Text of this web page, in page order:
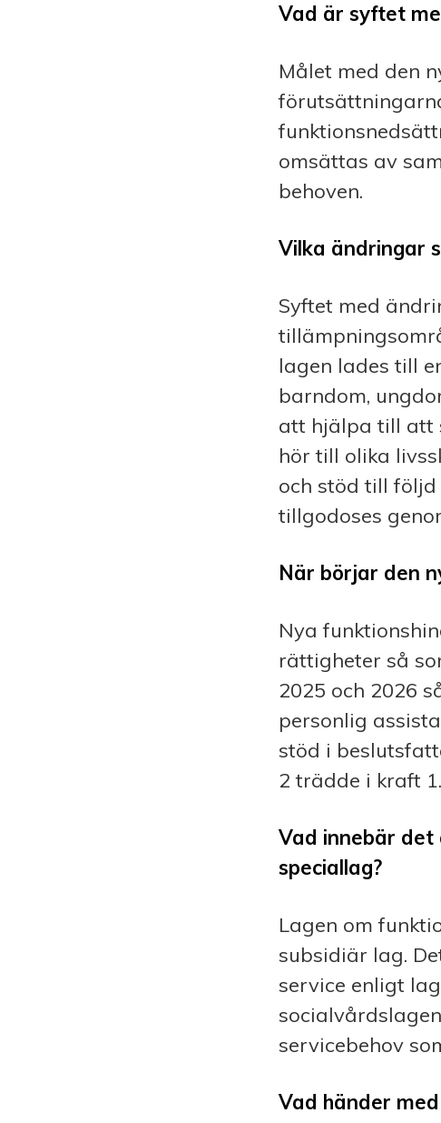
Vad är syftet
Målet med den
omsättas av
behoven.
Vilka ändringar
Syftet med
lagen lades till
barndom,
att hjälpa till att
hör till olika
och stöd till följd
tillgodoses
När börjar den
Nya
rättigheter så
2025 och 2026
personlig
stöd i
2 trädde i kraft
Vad innebär det
speciallag?
Lagen om
subsidiär lag.
service enligt
servicebehov
Vad händer